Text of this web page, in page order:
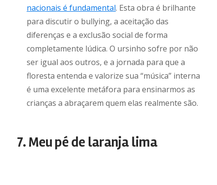
nacionais é fundamental. Esta obra é brilhante
para discutir o bullying, a aceitação das
diferenças e a exclusão social de forma
completamente lúdica. O ursinho sofre por não
ser igual aos outros, e a jornada para que a
floresta entenda e valorize sua “música” interna
é uma excelente metáfora para ensinarmos as
crianças a abraçarem quem elas realmente são.
7. Meu pé de laranja lima